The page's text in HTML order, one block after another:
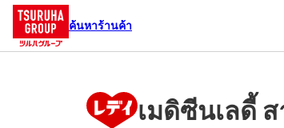
ค้นหาร้านค้า
เมดิซีนเลดี้